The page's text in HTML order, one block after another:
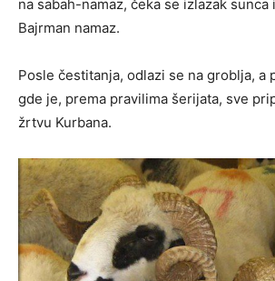
na sabah-namaz, čeka se izlazak sunca
Bajrman namaz.
Posle čestitanja, odlazi se na groblja, a
gde je, prema pravilima šerijata, sve
žrtvu Kurbana.